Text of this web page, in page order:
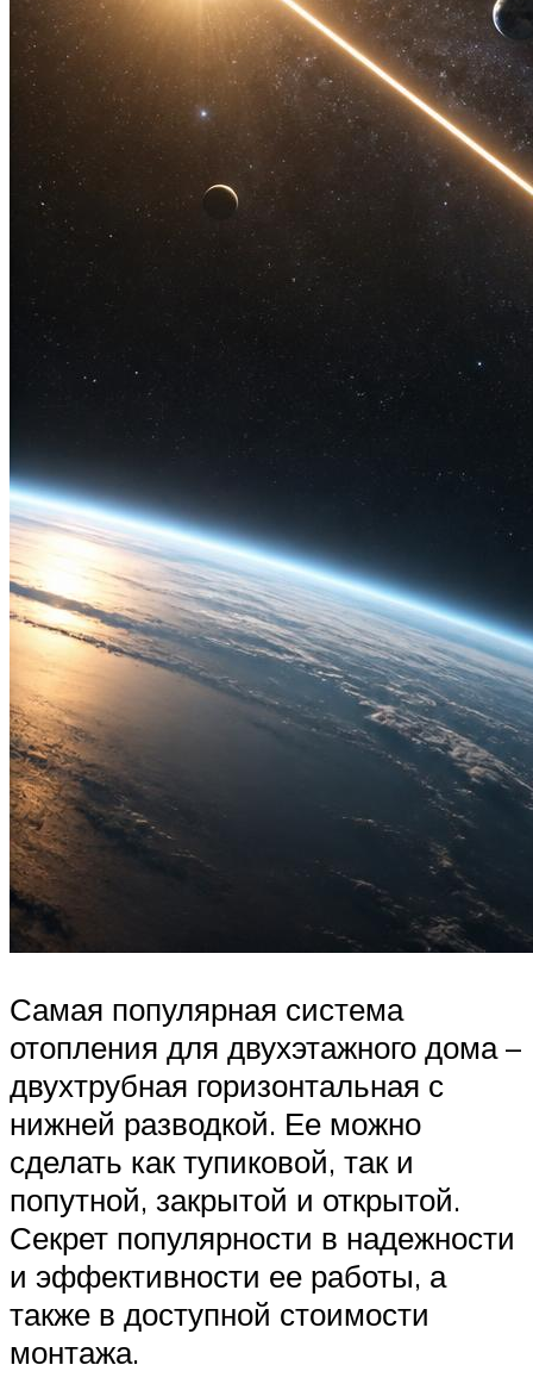
Самая популярная система
отопления для двухэтажного дома –
двухтрубная горизонтальная с
нижней разводкой. Ее можно
сделать как тупиковой, так и
попутной, закрытой и открытой.
Секрет популярности в надежности
и эффективности ее работы, а
также в доступной стоимости
монтажа.